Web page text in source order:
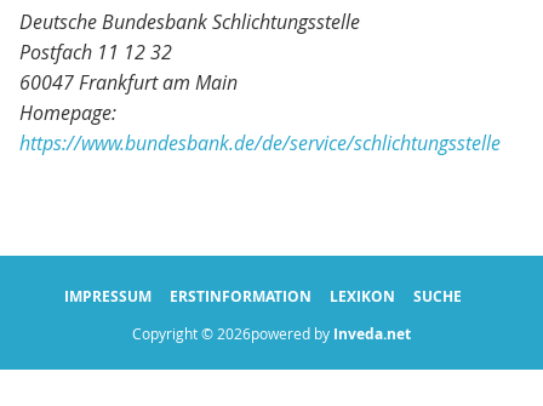
Deutsche Bundesbank Schlichtungsstelle
Postfach 11 12 32
60047 Frankfurt am Main
Homepage:
https://www.bundesbank.de/de/service/schlichtungsstelle
IMPRESSUM ERSTINFORMATION LEXIKON SUCHE
Copyright © 2026powered by Inveda.net